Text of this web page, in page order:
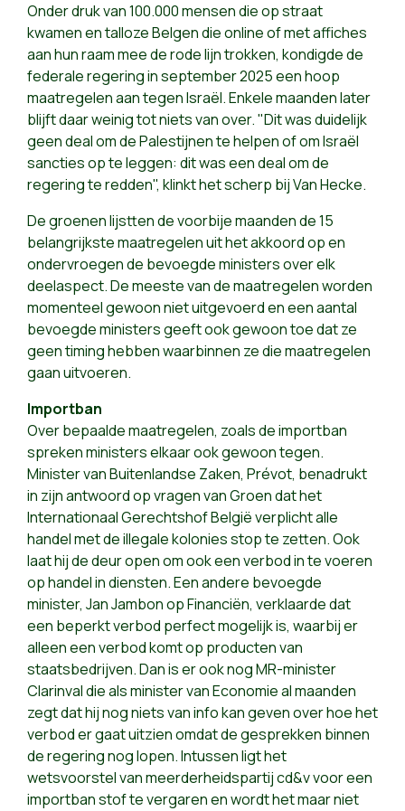
Onder druk van 100.000 mensen die op straat
kwamen en talloze Belgen die online of met affiches
aan hun raam mee de rode lijn trokken, kondigde de
federale regering in september 2025 een hoop
maatregelen aan tegen Israël. Enkele maanden later
blijft daar weinig tot niets van over. "Dit was duidelijk
geen deal om de Palestijnen te helpen of om Israël
sancties op te leggen: dit was een deal om de
regering te redden", klinkt het scherp bij Van Hecke.
De groenen lijstten de voorbije maanden de 15
belangrijkste maatregelen uit het akkoord op en
ondervroegen de bevoegde ministers over elk
deelaspect. De meeste van de maatregelen worden
momenteel gewoon niet uitgevoerd en een aantal
bevoegde ministers geeft ook gewoon toe dat ze
geen timing hebben waarbinnen ze die maatregelen
gaan uitvoeren.
Importban
Over bepaalde maatregelen, zoals de importban
spreken ministers elkaar ook gewoon tegen.
Minister van Buitenlandse Zaken, Prévot, benadrukt
in zijn antwoord op vragen van Groen dat het
Internationaal Gerechtshof België verplicht alle
handel met de illegale kolonies stop te zetten. Ook
laat hij de deur open om ook een verbod in te voeren
op handel in diensten. Een andere bevoegde
minister, Jan Jambon op Financiën, verklaarde dat
een beperkt verbod perfect mogelijk is, waarbij er
alleen een verbod komt op producten van
staatsbedrijven. Dan is er ook nog MR-minister
Clarinval die als minister van Economie al maanden
zegt dat hij nog niets van info kan geven over hoe het
verbod er gaat uitzien omdat de gesprekken binnen
de regering nog lopen. Intussen ligt het
wetsvoorstel van meerderheidspartij cd&v voor een
importban stof te vergaren en wordt het maar niet